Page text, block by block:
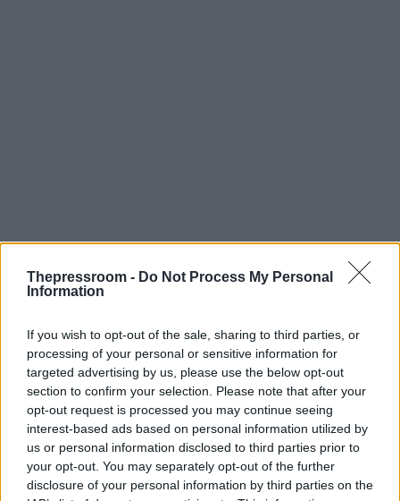
Thepressroom - Do Not Process My Personal
Information
If you wish to opt-out of the sale, sharing to third parties, or
processing of your personal or sensitive information for
targeted advertising by us, please use the below opt-out
section to confirm your selection. Please note that after your
opt-out request is processed you may continue seeing
interest-based ads based on personal information utilized by
us or personal information disclosed to third parties prior to
your opt-out. You may separately opt-out of the further
disclosure of your personal information by third parties on the